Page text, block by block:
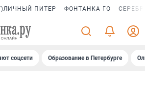
ПИТЕР ФОНТАНКА ГО
соцсети Образование в Петербурге